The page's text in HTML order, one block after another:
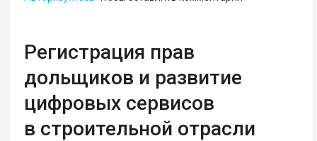
Регистрация прав
дольщиков и развитие
цифровых сервисов
в строительной отрасли